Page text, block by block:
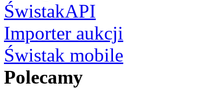
ŚwistakAPI
Importer aukcji
Świstak mobile
Polecamy